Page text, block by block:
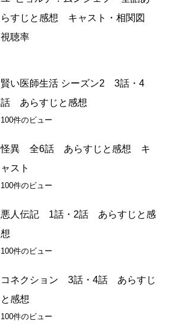
らすじと感想 キャスト・相関図
視聴率
賢い医師生活 シーズン2 3話・4
話 あらすじと感想
100件のビュー
怪異 全6話 あらすじと感想 キ
ャスト
100件のビュー
悪人伝記 1話・2話 あらすじと感
想
100件のビュー
コネクション 3話・4話 あらすじ
と感想
100件のビュー